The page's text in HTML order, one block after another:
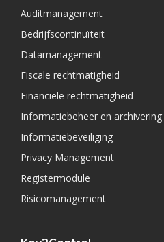
Auditmanagement
Bedrijfscontinuïteit
Datamanagement
Fiscale rechtmatigheid
Financiële rechtmatigheid
Informatiebeheer en archivering
Informatiebeveiliging
Privacy Management
Registermodule
Risicomanagement